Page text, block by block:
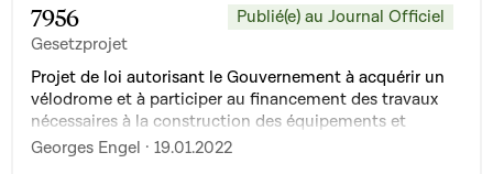
7956
Gesetzprojet
Publié(e) au Journal Officiel
Projet de loi autorisant le Gouvernement à acquérir un
vélodrome et à participer au financement des travaux
nécessaires à la construction des équipements et
aménagements nécessaires à son exploitation
Georges Engel · 19.01.2022